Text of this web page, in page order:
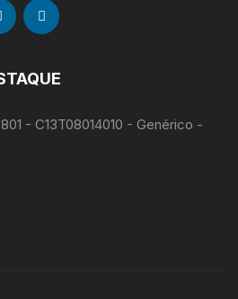
- C13T08014010 - Genérico -